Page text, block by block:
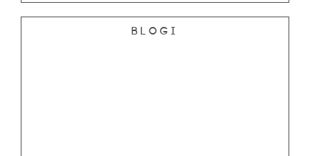
Blogi